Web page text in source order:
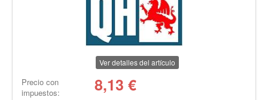
Ver detalles del artículo
Precio con
impuestos:
8,13 €